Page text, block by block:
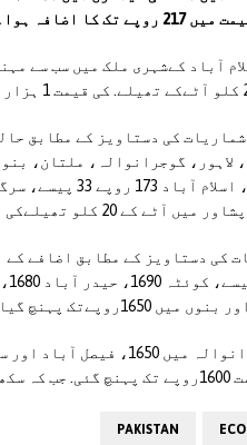
تک کا اضافہ ہوا۔
آباد کےشہری ملک میں سب سے
ہے۔
PAKISTAN